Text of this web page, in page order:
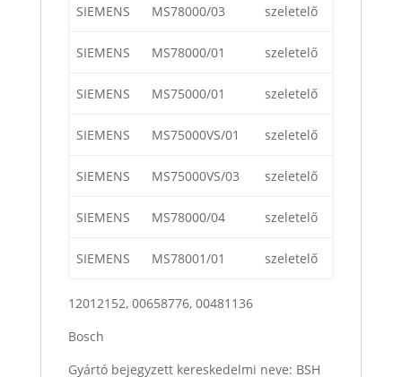
SIEMENS MS78000/03 szeletelő
SIEMENS MS78000/01 szeletelő
SIEMENS MS75000/01 szeletelő
SIEMENS MS75000VS/01 szeletelő
SIEMENS MS75000VS/03 szeletelő
SIEMENS MS78000/04 szeletelő
SIEMENS MS78001/01 szeletelő
12012152, 00658776, 00481136
Bosch
Gyártó bejegyzett kereskedelmi neve: BSH